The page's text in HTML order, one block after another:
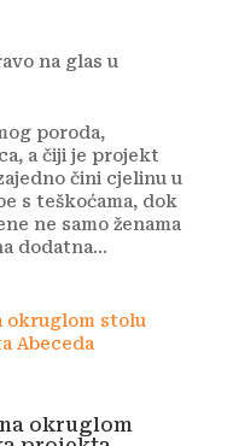
na glas u
poroda,
a čiji je projekt
čini cjelinu u
s teškoćama, dok
ne samo ženama
dodatna...
okruglom